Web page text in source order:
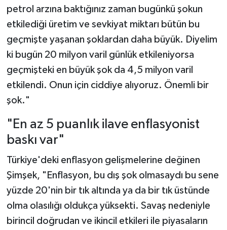
petrol arzına baktığınız zaman bugünkü şokun
etkilediği üretim ve sevkiyat miktarı bütün bu
geçmişte yaşanan şoklardan daha büyük. Diyelim
ki bugün 20 milyon varil günlük etkileniyorsa
geçmişteki en büyük şok da 4,5 milyon varil
etkilendi. Onun için ciddiye alıyoruz. Önemli bir
şok."
"En az 5 puanlık ilave enflasyonist
baskı var"
Türkiye'deki enflasyon gelişmelerine değinen
Şimşek, "Enflasyon, bu dış şok olmasaydı bu sene
yüzde 20'nin bir tık altında ya da bir tık üstünde
olma olasılığı oldukça yüksekti. Savaş nedeniyle
birincil doğrudan ve ikincil etkileri ile piyasaların